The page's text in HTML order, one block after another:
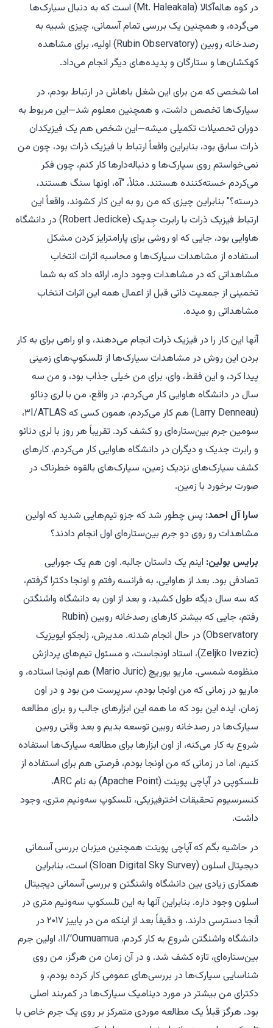
در کوه هاله‌آکالا (Mt. Haleakala) است که به دنبال سیارک‌ها
می‌گرده، و همچنین یک بررسی تمام آسمانی، چیزی شبیه به
رصدخانه روبین (Rubin Observatory) اولیه، برای مشاهده
کهکشان‌ها و ستارگان و پدیده‌های دیگر انجام می‌داد.
اما شخصی که من برای این شغل باهاش در ارتباط بودم، در
سیارک‌ها تخصص داشت، و همچنین معلوم شد—این مربوط به
دوران تحصیلات تکمیلی میشه—این شخص هم یک فیزیکدان
ذرات سابق بود، بنابراین واقعاً ارتباط با فیزیک ذرات بود، چون من
نمی‌خواستم روی سیارک‌ها و دنباله‌دارها کار کنم، چون فکر
می‌کردم خسته‌کننده هستند. مثلاً، "آه، اونها سنگ هستند،
درسته؟" بنابراین چیزی که من رو به این کار کشوند، واقعاً این
ارتباط فیزیک ذرات با رابرت جِدیک (Robert Jedicke) در دانشگاه
هاوایی بود، جایی که او روشی برای پارامترایز کردن مشکل
استفاده از مشاهدات سیارک‌ها و محاسبه اثرات انتخاب
مشاهداتی که در مشاهدات وجود داره، ارائه داد که به شما
تخمینی از جمعیت ذاتی قبل از اعمال همه این اثرات انتخاب
مشاهداتی رو میده.
آنها این کار را در فیزیک ذرات انجام می‌دهند، و او راهی برای به کار
بردن این روش در مشاهدات سیارک‌ها از تلسکوپ‌های زمینی
پیدا کرد، و این فقط، وای، برای من خیلی جذاب بود، و من سه
سال در دانشگاه هاوایی کار می‌کردم. در واقع، من با لری دِنائو
(Larry Denneau) هم کار می‌کردم، همون کسی که ۳I/ATLAS،
سومین جرم بین‌ستاره‌ای رو کشف کرد. تقریباً هر روز با لری دنائو
و رابرت جدیک و دیگران در دانشگاه هاوایی کار می‌کردم، کارهای
کشف سیارک‌های نزدیک زمین، سیارک‌های بالقوه خطرناک در
صورت برخورد با زمین.
سارا آل احمد: پس چطور شد که جزو تیم‌هایی شدید که اولین
مشاهدات رو روی دو جرم بین‌ستاره‌ای اول انجام دادند؟
برایس بولین: اینم یک داستان جالبه. اون هم یک جورایی
تصادفی بود. بعد از هاوایی، به فرانسه رفتم و اونجا دکترا گرفتم،
که سه سال دیگه طول کشید، و بعد از اون به دانشگاه واشنگتن
رفتم، جایی که بیشتر کارهای رصدخانه روبین (Rubin
Observatory) در حال انجام شدنه. مدیرش، زلجکو ایویزیک
(Zeljko Ivezic)، استاد اونجاست، و مسئول تیم‌های پردازش
منظومه شمسی. ماریو یوریچ (Mario Juric) هم اونجا استاده، و
ماریو در زمانی که من اونجا بودم، سرپرست من بود و در اون
زمان، ایده این بود که ما همه این ابزارهای جالب رو برای مطالعه
سیارک‌ها در رصدخانه روبین توسعه بدیم و بعد وقتی روبین
شروع به کار می‌کنه، از اون ابزارها برای مطالعه سیارک‌ها استفاده
کنیم، اما در زمانی که من اونجا بودم، فرصتی هم برای استفاده از
تلسکوپی در آپاچی پوینت (Apache Point) به نام ARC،
کنسرسیوم تحقیقات اخترفیزیکی، تلسکوپ سه‌ونیم متری، وجود
داشت.
در حاشیه بگم که آپاچی پوینت همچنین میزبان بررسی آسمانی
دیجیتال اسلون (Sloan Digital Sky Survey) است، بنابراین
همکاری زیادی بین دانشگاه واشنگتن و بررسی آسمانی دیجیتال
اسلون وجود داره. بنابراین آنها به این تلسکوپ سه‌ونیم متری در
آنجا دسترسی دارند، و دقیقاً بعد از اینکه من در پاییز ۲۰۱۷ در
دانشگاه واشنگتن شروع به کار کردم، ۱I/ʻOumuamua، اولین جرم
بین‌ستاره‌ای، تازه کشف شد. و در آن زمان من هرگز، من روی
شناسایی سیارک‌ها در بررسی‌های عمومی کار کرده بودم، و
دکترای من بیشتر در مورد دینامیک سیارک‌ها در کمربند اصلی
بود. هرگز قبلاً یک مطالعه موردی متمرکز بر روی یک جرم خاص با